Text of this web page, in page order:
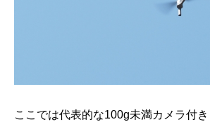
ここでは代表的な100g未満カメラ付